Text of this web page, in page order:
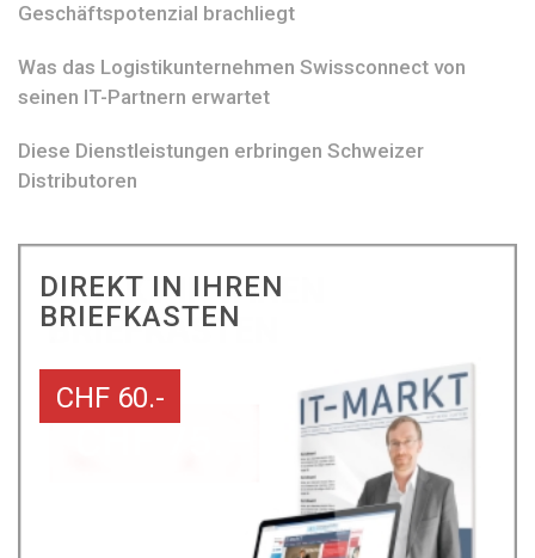
Geschäftspotenzial brachliegt
Was das Logistikunternehmen Swissconnect von
seinen IT-Partnern erwartet
Diese Dienstleistungen erbringen Schweizer
Distributoren
DIREKT IN IHREN
BRIEFKASTEN
CHF 60.-